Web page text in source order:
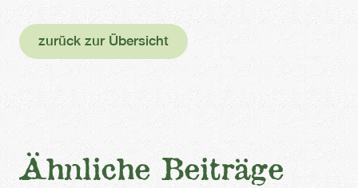
zurück zur Übersicht
Ähnliche Beiträge